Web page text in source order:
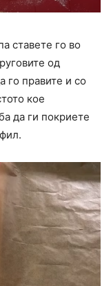
ставете го во
од
го правите и со
кое
да ги покриете